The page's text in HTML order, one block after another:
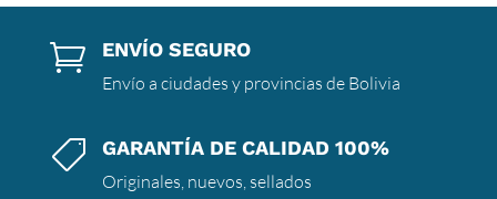
 ENVÍO SEGURO
Envío a ciudades y provincias de Bolivia
 GARANTÍA DE CALIDAD 100%
Originales, nuevos, sellados